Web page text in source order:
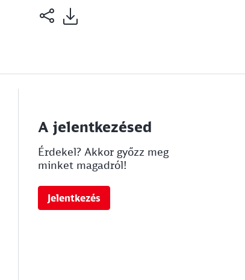
A jelentkezésed
Érdekel? Akkor győzz meg
minket magadról!
Jelentkezés